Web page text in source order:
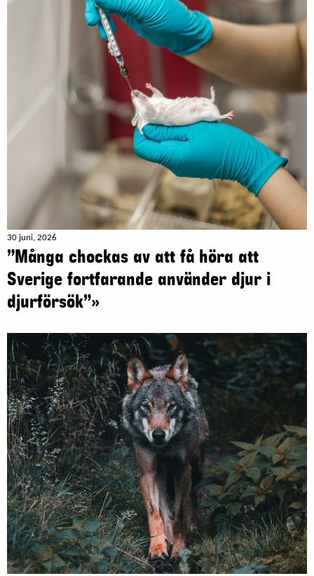
30 juni, 2026
”Många chockas av att få höra att
Sverige fortfarande använder djur i
djurförsök”»